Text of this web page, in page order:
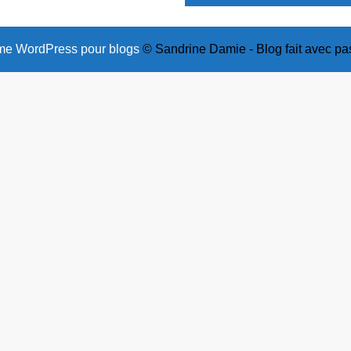
WordPress pour blogs© Sandrine Damie - Blog fait avec